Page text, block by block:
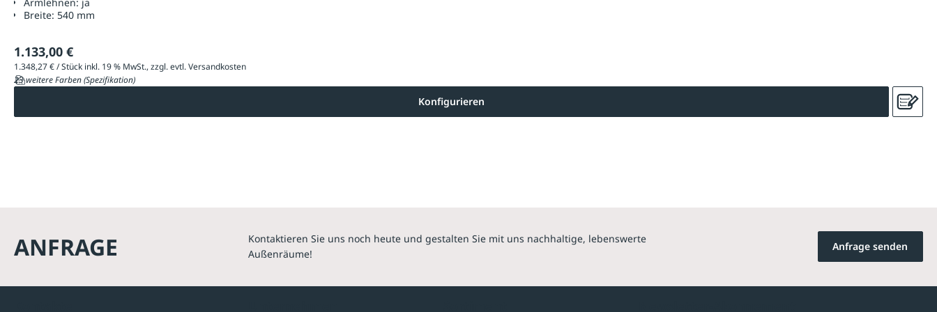
Breite: 540 mm
1.133,00 €
1.348,27 € / Stück inkl. 19 % MwSt., zzgl. evtl. Versandkosten
23 weitere Farben (Spezifikation)
Konfigurieren
ANFRAGE
Kontaktieren Sie uns noch heute und gestalten Sie mit uns nachhaltige, lebenswerte
Außenräume!
Anfrage senden